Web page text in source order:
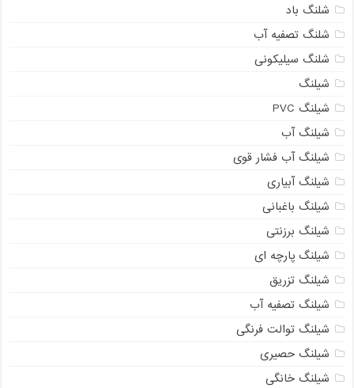
شلنگ باد
شلنگ تصفیه آب
شلنگ سیلیکونی
شیلنگ
شیلنگ PVC
شیلنگ آب
شیلنگ آب فشار قوی
شیلنگ آبیاری
شیلنگ باغبانی
شیلنگ برزنتی
شیلنگ پارچه ای
شیلنگ تزریق
شیلنگ تصفیه آب
شیلنگ توالت فرنگی
شیلنگ حصیری
شیلنگ خانگی